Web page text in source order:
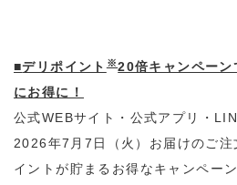
■デリポイント※20倍キャンペーン
にお得に！
公式WEBサイト・公式アプリ・
2026年7月7日（火）お届けのご注
イントが貯まるお得なキャンペー